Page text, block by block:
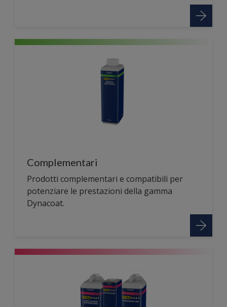
Complementari
Prodotti complementari e compatibili per
potenziare le prestazioni della gamma
Dynacoat.